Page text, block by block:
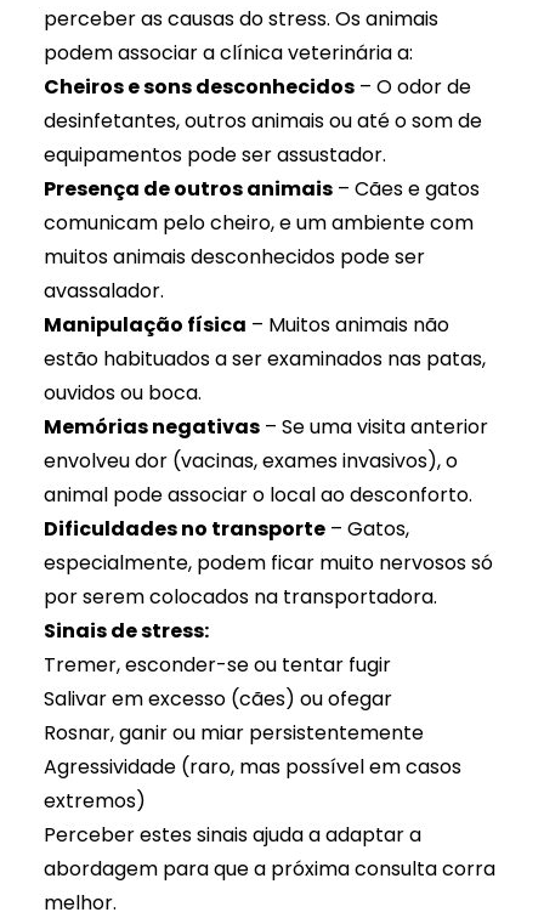
perceber as causas do stress. Os animais
podem associar a clínica veterinária a:
Cheiros e sons desconhecidos– O odor de
desinfetantes, outros animais ou até o som de
equipamentos pode ser assustador.
Presença de outros animais– Cães e gatos
comunicam pelo cheiro, e um ambiente com
muitos animais desconhecidos pode ser
avassalador.
Manipulação física – Muitos animais não
estão habituados a ser examinados nas patas,
ouvidos ou boca.
Memórias negativas– Se uma visita anterior
envolveu dor (vacinas, exames invasivos), o
animal pode associar o local ao desconforto.
Dificuldades no transporte– Gatos,
especialmente, podem ficar muito nervosos só
por serem colocados na transportadora.
Sinais de stress:
Tremer, esconder-se ou tentar fugir
Salivar em excesso (cães) ou ofegar
Rosnar, ganir ou miar persistentemente
Agressividade (raro, mas possível em casos
extremos)
Perceber estes sinaisajuda a adaptar a
abordagem para que a próxima consulta corra
melhor.